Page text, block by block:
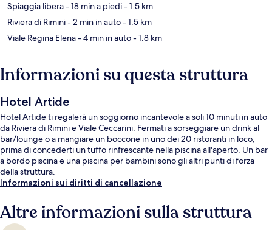
Spiaggia libera- 18 min a piedi- 1.5 km
Riviera di Rimini- 2 min in auto- 1.5 km
Viale Regina Elena- 4 min in auto- 1.8 km
Informazioni su questa struttura
Hotel Artide
Hotel Artide ti regalerà un soggiorno incantevole a soli 10 minuti in auto
da Riviera di Rimini e Viale Ceccarini. Fermati a sorseggiare un drink al
bar/lounge o a mangiare un boccone in uno dei 20 ristoranti in loco,
prima di concederti un tuffo rinfrescante nella piscina all'aperto. Un bar
a bordo piscina e una piscina per bambini sono gli altri punti di forza
della struttura.
Informazioni sui diritti di cancellazione
Altre informazioni sulla struttura